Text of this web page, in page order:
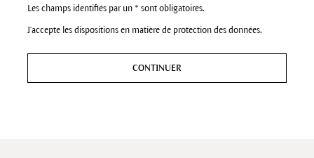
Les champs identifiés par un * sont obligatoires.
J'accepte les dispositions en matière de protection des données.
CONTINUER